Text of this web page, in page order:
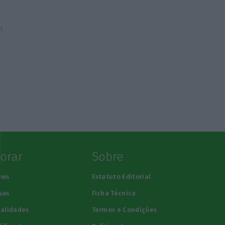
Sobre
Estatuto Editorial
Ficha Técnica
Termos e Condições